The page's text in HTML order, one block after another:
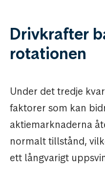
Drivkrafter
rotationen
Under det tredje
faktorer som kan
aktiemarknaderna
normalt tillstånd,
ett långvarigt